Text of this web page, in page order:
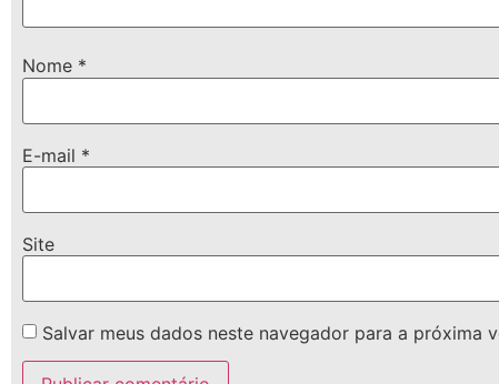
Nome *
E-mail *
Site
Salvar meus dados neste navegador para a próxima